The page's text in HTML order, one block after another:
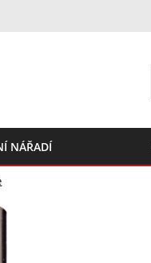
NÁŘADÍ